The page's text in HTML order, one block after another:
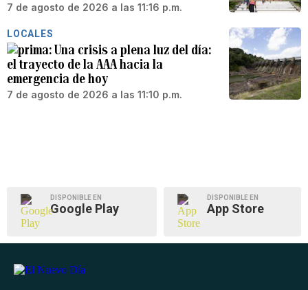
7 de agosto de 2026 a las 11:16 p.m.
LOCALES
Una crisis a plena luz del día:
el trayecto de la AAA hacia la
emergencia de hoy
7 de agosto de 2026 a las 11:10 p.m.
DISPONIBLE EN
Google Play
DISPONIBLE EN
App Store